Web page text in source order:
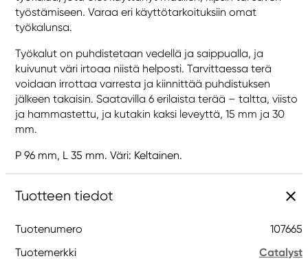
työstämiseen. Varaa eri käyttötarkoituksiin omat
työkalunsa.
Työkalut on puhdistetaan vedellä ja saippualla, ja
kuivunut väri irtoaa niistä helposti. Tarvittaessa terä
voidaan irrottaa varresta ja kiinnittää puhdistuksen
jälkeen takaisin. Saatavilla 6 erilaista terää – taltta, viisto
ja hammastettu, ja kutakin kaksi leveyttä, 15 mm ja 30
mm.
P 96 mm, L 35 mm. Väri: Keltainen.
Tuotteen tiedot
Tuotenumero
107665
Tuotemerkki
Catalyst